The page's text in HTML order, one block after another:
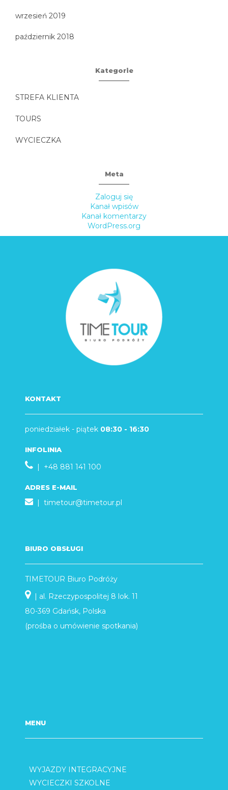
wrzesień 2019
październik 2018
Kategorie
STREFA KLIENTA
TOURS
WYCIECZKA
Meta
Zaloguj się
Kanał wpisów
Kanał komentarzy
WordPress.org
KONTAKT
poniedziałek - piątek 08:30 - 16:30
INFOLINIA
| +48 881 141 100
ADRES E-MAIL
| timetour@timetour.pl
BIURO OBSŁUGI
TIMETOUR Biuro Podróży
| al. Rzeczypospolitej 8 lok. 11
80-369 Gdańsk, Polska
(prośba o umówienie spotkania)
MENU
WYJAZDY INTEGRACYJNE
WYCIECZKI SZKOLNE